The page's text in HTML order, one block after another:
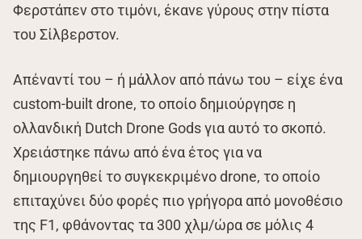
Φερστάπεν στο τιμόνι, έκανε γύρους στην πίστα
του Σίλβερστον.
Απέναντί του – ή μάλλον από πάνω του – είχε ένα
custom-built drone, το οποίο δημιούργησε η
ολλανδική Dutch Drone Gods για αυτό το σκοπό.
Χρειάστηκε πάνω από ένα έτος για να
δημιουργηθεί το συγκεκριμένο drone, το οποίο
επιταχύνει δύο φορές πιο γρήγορα από μονοθέσιο
της F1, φθάνοντας τα 300 χλμ/ώρα σε μόλις 4